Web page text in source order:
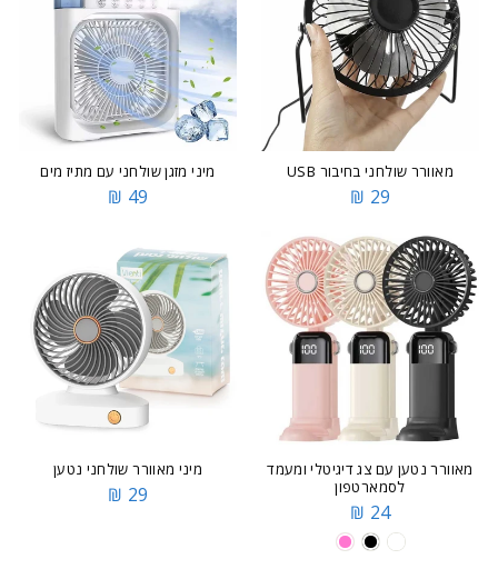
מאוורר שולחני בחיבור USB
29 ₪
מיני מזגן שולחני עם מתיז מים
49 ₪
מאוורר נטען עם צג דיגיטלי ומעמד
לסמארטפון
24 ₪
מיני מאוורר שולחני נטען
29 ₪